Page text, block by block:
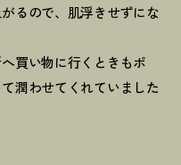
るので、肌浮きせずにな
買い物に行くときもポ
潤わせてくれていました